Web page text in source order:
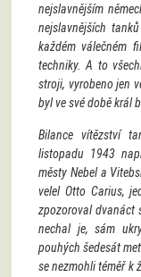
nejslavnějším
nejslavnějších
každém válečném
techniky. A to
stroji, vyrobeno jen
byl ve své době král
Bilance vítězství
listopadu 1943
městy Nebel a
velel Otto Carius,
zpozoroval dvanáct
nechal je, sám
pouhých šedesát
se nezmohli téměř k